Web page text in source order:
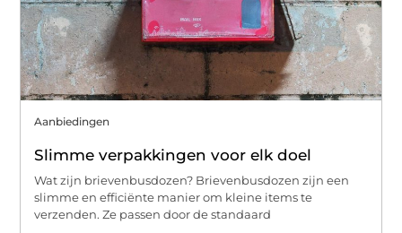
Aanbiedingen
Slimme verpakkingen voor elk doel
Wat zijn brievenbusdozen? Brievenbusdozen zijn een
slimme en efficiënte manier om kleine items te
verzenden. Ze passen door de standaard